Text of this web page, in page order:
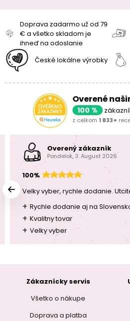
Doprava zadarmo už od 79
€ a všetko skladom je
ihneď na odoslanie
České lokálne výrobky
Overené
100 %
z celkom 1 833+
Overený zákazník
Pondelok, 3. August 2026
100%
Velky vyber, rychle dodanie.
+ Rychle dodanie aj na
+ Kvalitny tovar
+ Velky vyber
Zákaznícky servis
Všetko o nákupe
Doprava a platba